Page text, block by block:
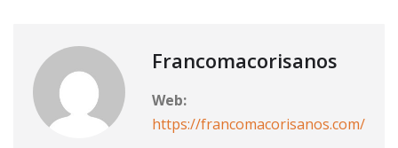
Francomacorisanos
Web:
https://francomacorisanos.com/